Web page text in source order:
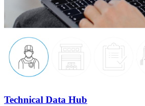
Technical Data Hub